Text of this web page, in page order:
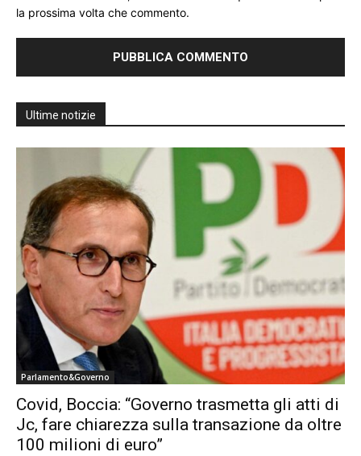
la prossima volta che commento.
Ultime notizie
Parlamento&Governo
Covid, Boccia: “Governo trasmetta gli atti di
Jc, fare chiarezza sulla transazione da oltre
100 milioni di euro”